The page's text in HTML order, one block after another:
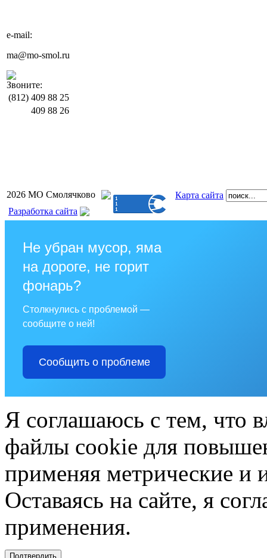
e-mail:
ma@mo-smol.ru
Звоните:
(812) 409 88 25
409 88 26
2026 МО Смолячково
Карта сайта
Разработка сайта
Не убран мусор, яма
на дороге, не горит
фонарь?
Столкнулись с проблемой —
сообщите о ней!
Сообщить о проблеме
Я соглашаюсь с тем, что
файлы cookie для
применяя метрические и
Оставаясь на сайте, я
применения.
Подтвердить